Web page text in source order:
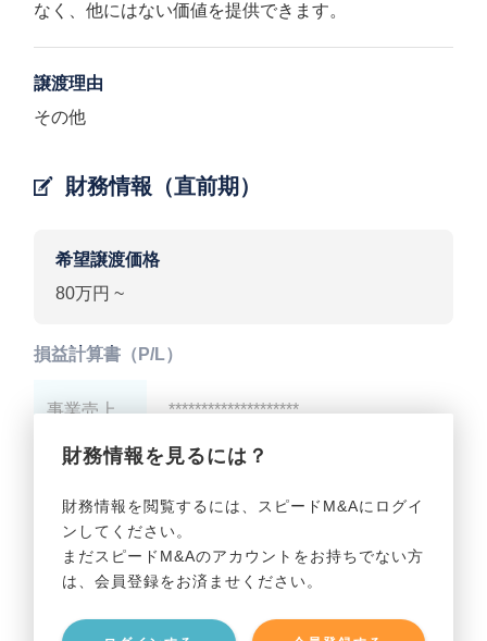
なく、他にはない価値を提供できます。
譲渡理由
その他
財務情報（直前期）
希望譲渡価格
80万円 ~
財務情報を見るには？
財務情報を閲覧するには、スピードM&Aにログイ
ンしてください。
まだスピードM&Aのアカウントをお持ちでない方
は、会員登録をお済ませください。
損益計算書（P/L）
事業売上 ********************
事業利益 ********************
貸借対照表（B/S）
事業資産 ********************